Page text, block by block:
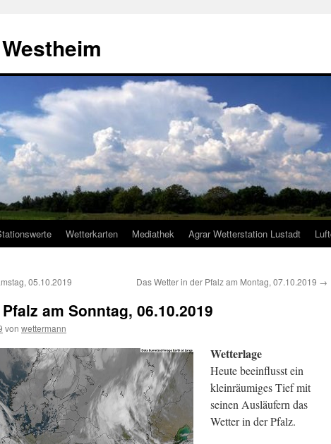
Wetterkarten Mediathek Agrar Wetterstation Lustadt
05.10.2019 Das Wetter in der Pfalz am Montag, 07.10.2019 →
am Sonntag, 06.10.2019
von wettermann
Wetterlage
Heute beeinflusst ein
kleinräumiges Tief mit
seinen Ausläufern das
Wetter in der Pfalz.